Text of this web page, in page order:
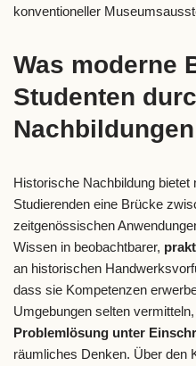
konventioneller
Was moderne
Studenten
Historische Nachbildung bietet
Studierenden eine Brücke
zeitgenössischen
Wissen in beobachtbarer,
an historischen
dass sie Kompetenzen
Umgebungen selten
Problemlösung unter
räumliches Denken. Über den